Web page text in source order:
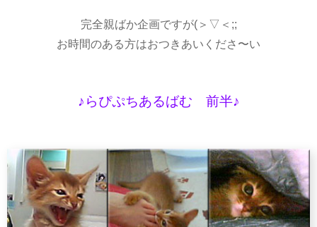
完全親ばか企画ですが(＞▽＜;;
お時間のある方はおつきあいくださ〜い
♪らぴぷちあるばむ 前半♪